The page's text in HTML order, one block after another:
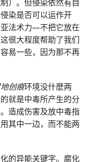
）。但侵染依然有自
染是否可以运作开
法术力—不把它放在
很大程度帮助了我们
易一些，因为那不再
创痕环境没什麽两
就是中毒所产生的分
造成伤害及放中毒指
其中一边，而不能两
的异能关键字。腐化